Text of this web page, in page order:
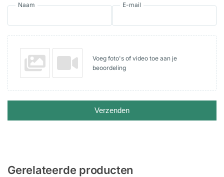
Naam E-mail
Voeg foto's of video toe aan je
beoordeling
Verzenden
Gerelateerde producten